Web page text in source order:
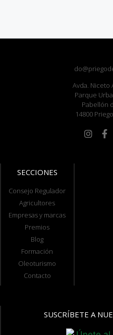
Avda. Niceto
Parque
Pabellón
14800
SECCIONES
Consejo Regulador
Agricultores
Empresas y marcas
Premios
Blog
Formación
Oleoturismo
Contacto
SUSCRÍBETE A